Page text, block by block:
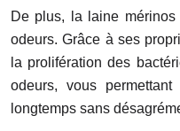
De plus, la laine mérinos
odeurs. Grâce à ses
la prolifération des
odeurs, vous
longtemps sans